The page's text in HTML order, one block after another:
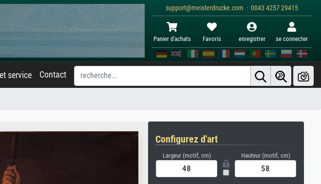
support@meisterdrucke.com · 0043 4257 29415
Panier d'achats Favoris enregistrer se connecter
service Contact
Configurez d'art
Largeur (motif, cm) Hauteur (motif, cm)